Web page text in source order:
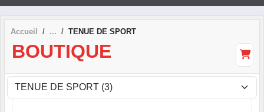
Accueil TENUE DE SPORT
BOUTIQUE